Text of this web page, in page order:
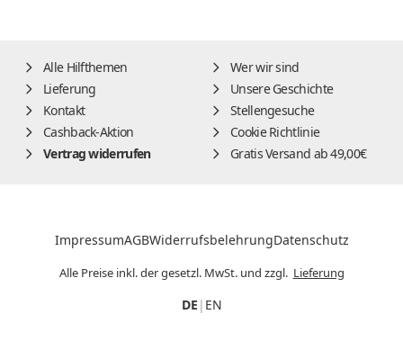
Alle Hilfthemen
Wer wir sind
Lieferung
Unsere Geschichte
Kontakt
Stellengesuche
Cashback-Aktion
Cookie Richtlinie
Vertrag widerrufen
Gratis Versand ab 49,00€
ImpressumAGBWiderrufsbelehrungDatenschutz
Alle Preise inkl. der gesetzl. MwSt. und zzgl. Lieferung
DE | EN